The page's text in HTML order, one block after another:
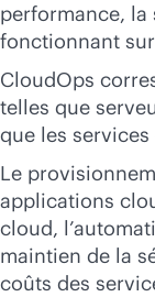
performance, la
fonctionnant
CloudOps
telles que
que les
Le
applications
cloud,
maintien de la
coûts des